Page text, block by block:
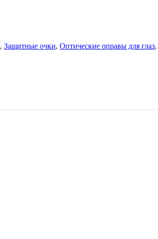
, Защитные очки, Оптические оправы для глаз,